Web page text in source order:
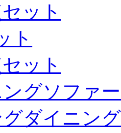
ット
ト
ット
グソファ
グダイニン